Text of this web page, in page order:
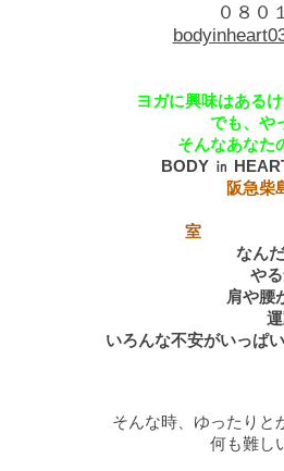
０８０
ヨガに興味はある
でも、や
そんなあなた
BODY ㏌
阪急柴
大阪市東淀
室
なん
やる
肩や腰
いろんな不安がいっぱ
そんな時、ゆったりと
何も難し